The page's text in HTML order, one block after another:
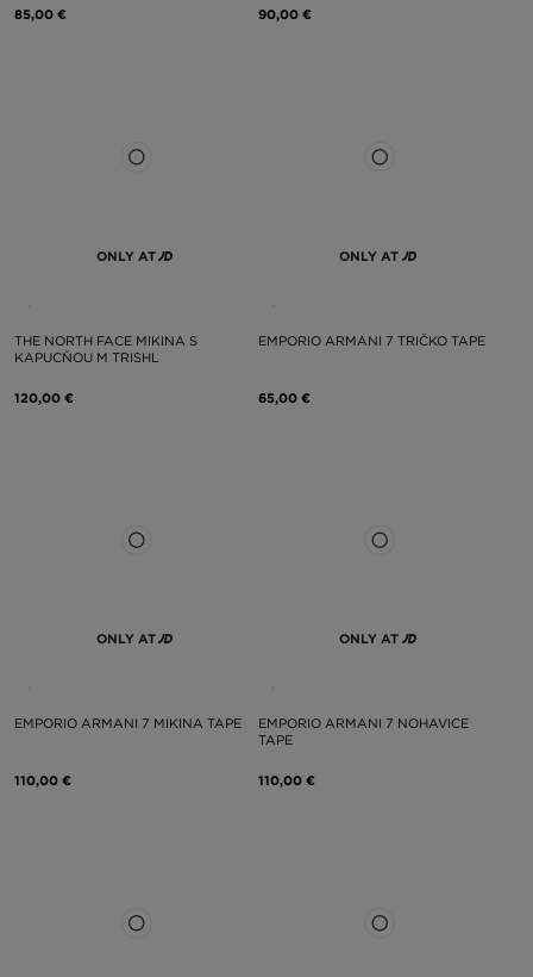
85,00 € 90,00 €
ONLY AT
THE NORTH FACE MIKINA S
KAPUCŇOU M TRISHL
120,00 €
ONLY AT
EMPORIO ARMANI 7 TRIČKO TAPE
65,00 €
ONLY AT
EMPORIO ARMANI 7 MIKINA TAPE
110,00 €
ONLY AT
EMPORIO ARMANI 7 NOHAVICE
TAPE
110,00 €